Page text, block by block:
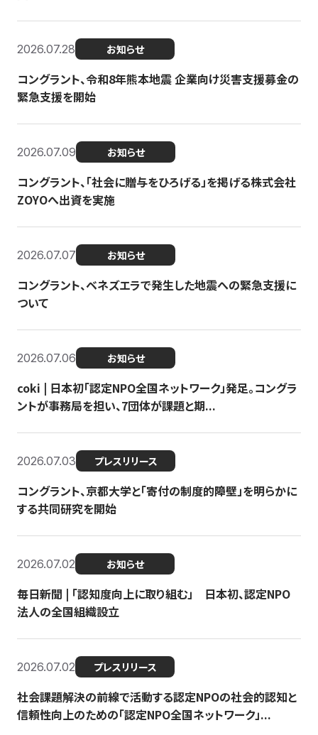
2026.07.28 お知らせ
コングラント、令和8年熊本地震 企業向け災害支援募金の
緊急支援を開始
2026.07.09 お知らせ
コングラント、「社会に贈与をひろげる」を掲げる株式会社
ZOYOへ出資を実施
2026.07.07 お知らせ
コングラント、ベネズエラで発生した地震への緊急支援に
ついて
2026.07.06 お知らせ
coki | 日本初「認定NPO全国ネットワーク」発足。コングラ
ントが事務局を担い、7団体が課題と期...
2026.07.03 プレスリリース
コングラント、京都大学と「寄付の制度的障壁」を明らかに
する共同研究を開始
2026.07.02 お知らせ
毎日新聞 | 「認知度向上に取り組む」 日本初、認定NPO
法人の全国組織設立
2026.07.02 プレスリリース
社会課題解決の前線で活動する認定NPOの社会的認知と
信頼性向上のための「認定NPO全国ネットワーク」...